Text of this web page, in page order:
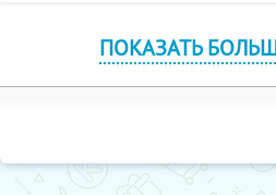
ПОКАЗАТЬ